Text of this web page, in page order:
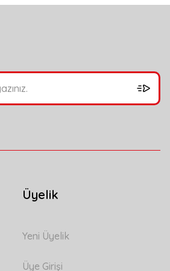
Üyelik
Yeni Üyelik
Üye Girişi